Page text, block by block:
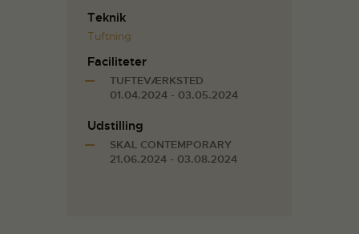
Teknik
Tuftning
Faciliteter
TUFTEVÆRKSTED
01.04.2024 - 03.05.2024
Udstilling
SKAL CONTEMPORARY
21.06.2024 - 03.08.2024